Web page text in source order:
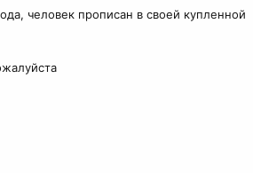
человек прописан в своей купленной